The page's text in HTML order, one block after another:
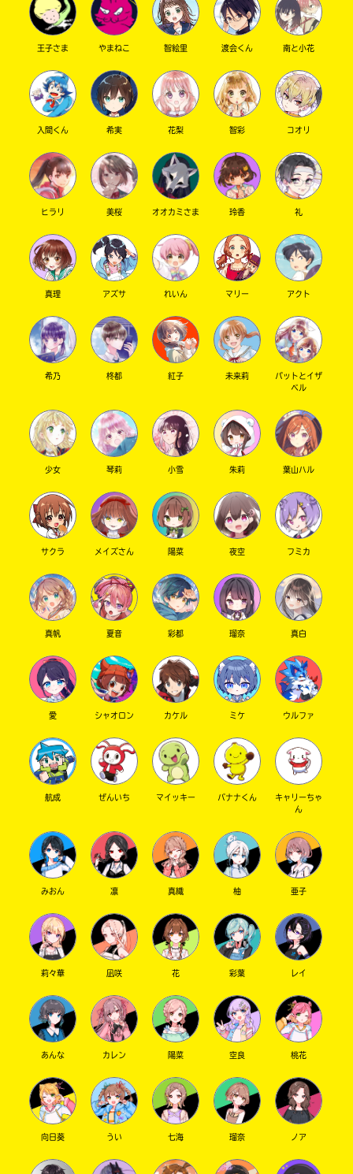
キーワードから探す
SNSでシェアする
王子さま やまねこ 智絵里 渡会くん 南と小花
入間くん 希実 花梨 智彩 コオリ
ヒラリ 美桜 オオカミさま 玲香 礼
真理 アズサ れいん マリー アクト
希乃 柊都 紅子 未来莉
パットとイザ
ベル
少女 琴莉 小雪 朱莉 葉山ハル
サクラ メイズさん 陽菜 夜空 フミカ
真帆 夏音 彩都 瑠奈 真白
愛 シャオロン カケル ミケ ウルファ
航成 ぜんいち マイッキー バナナくん
キャリーちゃ
ん
みおん 凛 真織 柚 亜子
莉々華 凪咲 花 彩葉 レイ
あんな カレン 陽菜 空良 桃花
向日葵 うい 七海 瑠奈 ノア